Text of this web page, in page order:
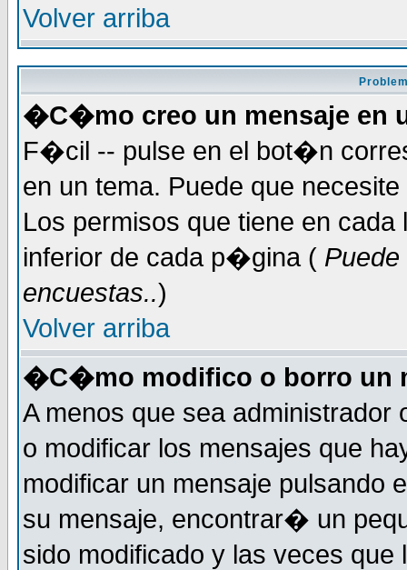
Volver arriba
�C�mo creo un mensaje en
F�cil -- pulse en el bot�n
en un tema. Puede que
Los permisos que tiene en
inferior de cada p�gina (
encuestas..)
Volver arriba
�C�mo modifico o borro un
A menos que sea administrador
o modificar los mensajes que
modificar un mensaje pulsando
su mensaje, encontrar� un
sido modificado y las veces